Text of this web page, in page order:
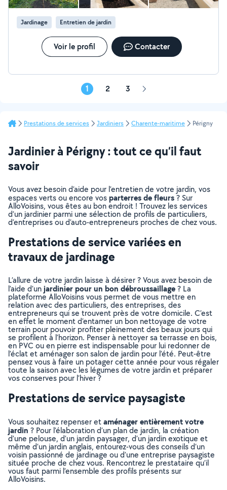
végétaux : Traitements phytosanitaires et maladies
experts en plantes. Traitement désherbage, gazon
sélectif. Autres fonctions Livraison outillage autres
matériels de tout type en dépannage. Location de
matériel bien entretenu Dépannage en terme de toit en
établissant des contacts sur place devis sur mesure .
Jardinage Entretien de jardin
Voir le profil Contacter
1 2 3 Page
Prestations de services Jardiniers Charente-maritime Périgny
Jardinier à Périgny : tout ce qu’il faut
savoir
Vous avez besoin d’aide pour l’entretien de votre jardin, vos
espaces verts ou encore vosparterres de fleurs? Sur
AlloVoisins, vous êtes au bon endroit ! Trouvez les services
d’un jardinier parmi une sélection de profils de particuliers,
d’entreprises ou d’auto-entrepreneurs proches de chez vous.
Prestations de service variées en
travaux de jardinage
L’allure de votre jardin laisse à désirer ? Vous avez besoin de
l’aide d’unjardinier pour un bon débroussaillage? La
plateforme AlloVoisins vous permet de vous mettre en
relation avec des particuliers, des entreprises, des
entrepreneurs qui se trouvent près de votre domicile. C’est
en effet le moment d’entamer un bon nettoyage de votre
terrain pour pouvoir profiter pleinement des beaux jours qui
se profilent à l’horizon. Penser à nettoyer sa terrasse en bois,
en PVC ou en pierre est indispensable pour lui redonner de
l’éclat et aménager son salon de jardin pour l’été. Peut-être
pensez vous à faire un potager cette année pour vous régaler
toute la saison avec les légumes de votre jardin et préparer
vos conserves pour l’hiver ?
Prestations de service paysagiste
Vous souhaitez repenser etaménager entièrement votre
jardin ? Pour l’élaboration d’un plan de jardin, la création
d’une pelouse, d’un jardin paysager, d’un jardin exotique et
même d’un jardin anglais, entourez-vous des conseils d’un
voisin passionné de jardinage ou d’une entreprise paysagiste
située proche de chez vous. Rencontrez le prestataire qu’il
vous faut parmi l’ensemble des profils présents sur
AlloVoisins.